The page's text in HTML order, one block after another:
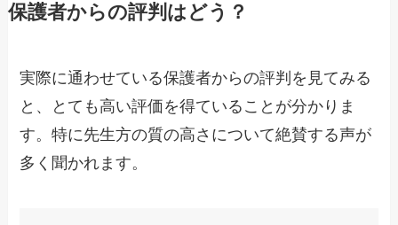
保護者からの評判はどう？
実際に通わせている保護者からの評判を見てみる
と、とても高い評価を得ていることが分かりま
す。特に先生方の質の高さについて絶賛する声が
多く聞かれます。